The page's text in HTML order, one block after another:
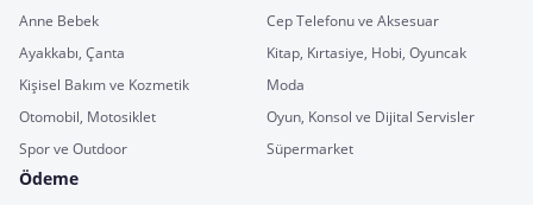
Anne Bebek
Cep Telefonu ve Aksesuar
Ayakkabı, Çanta
Kitap, Kırtasiye, Hobi, Oyuncak
Kişisel Bakım ve Kozmetik
Moda
Otomobil, Motosiklet
Oyun, Konsol ve Dijital Servisler
Spor ve Outdoor
Süpermarket
Ödeme